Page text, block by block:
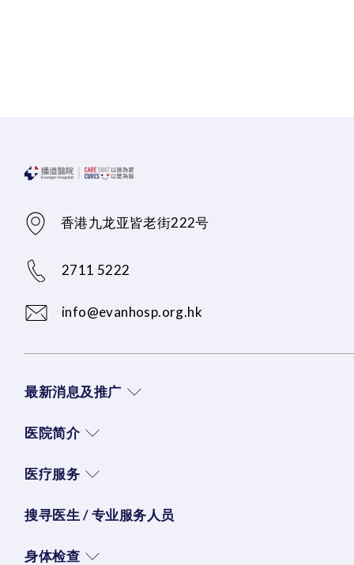
香港九龙亚皆老街222号
2711 5222
info@evanhosp.org.hk
最新消息及推广
医院简介
医疗服务
搜寻医生 / 专业服务人员
身体检查